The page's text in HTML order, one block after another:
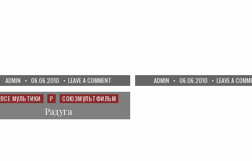
AUTHOR:
ADMIN PUBLISHED
DATE:
06.06.2010 LEAVE A COMMENTON
РУСАЛОЧКА
AUTHOR:
ADMIN PUBLISHED
DATE:
06.06.2010 LEAVE A
Posted
ВСЕ МУЛЬТИКИ Р СОЮЗМУЛЬТФИЛЬМ
Радуга